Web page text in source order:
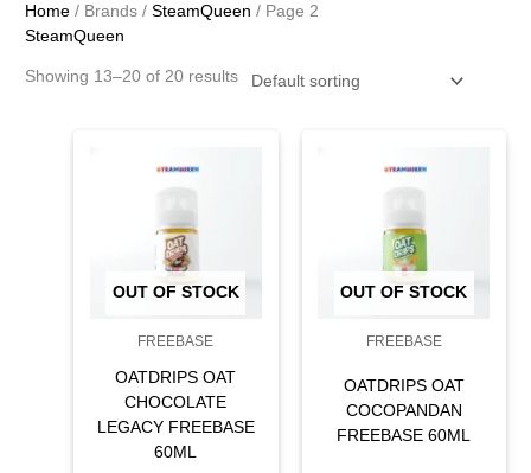
Home / Brands /SteamQueen / Page 2
SteamQueen
Showing 13–20 of 20 results
OUT OF STOCK
FREEBASE
OATDRIPS OAT
CHOCOLATE
LEGACY FREEBASE
60ML
OUT OF STOCK
FREEBASE
OATDRIPS OAT
COCOPANDAN
FREEBASE 60ML